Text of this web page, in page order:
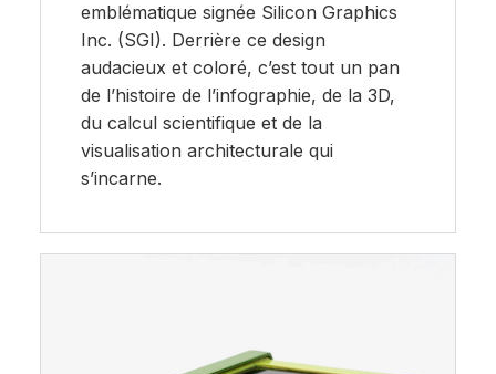
emblématique signée Silicon Graphics
Inc. (SGI). Derrière ce design
audacieux et coloré, c’est tout un pan
de l’histoire de l’infographie, de la 3D,
du calcul scientifique et de la
visualisation architecturale qui
s’incarne.